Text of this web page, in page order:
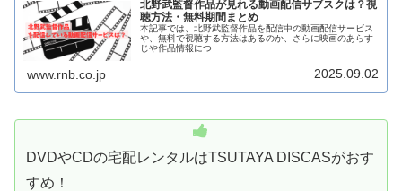
北野武監督作品が見れる動画配信サブスクは？視
聴方法・無料期間まとめ
本記事では、北野武監督作品を配信中の動画配信サービス
や、無料で視聴する方法はあるのか、さらに映画のあらす
じや作品情報につ
www.rnb.co.jp 2025.09.02
DVDやCDの宅配レンタルはTSUTAYA DISCASがおす
すめ！